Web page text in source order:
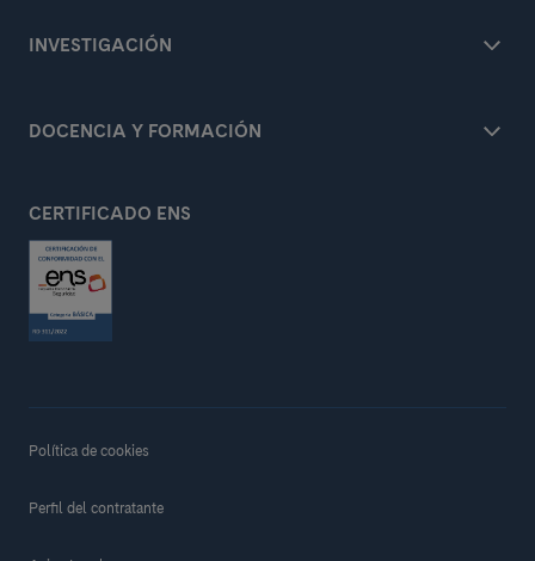
INVESTIGACIÓN
DOCENCIA Y FORMACIÓN
CERTIFICADO ENS
Política de cookies
Perfil del contratante